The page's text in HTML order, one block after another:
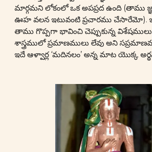
మార్గమని లోకంలో ఒక అపప్రద ఉంది (తాము
ఊహ వలన ఇటువంటి ప్రచారము చేసారేమో).
తాము గొప్పగా భావించి చెప్పుకున్న
శాస్త్రములో ప్రమాణములు లేవు అని
ఇదే ఆళ్వార్ల ‘మదినలం’ అన్న మాట యొక్క